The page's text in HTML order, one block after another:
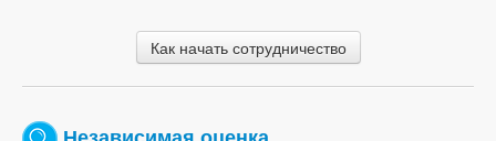
Как начать сотрудничество